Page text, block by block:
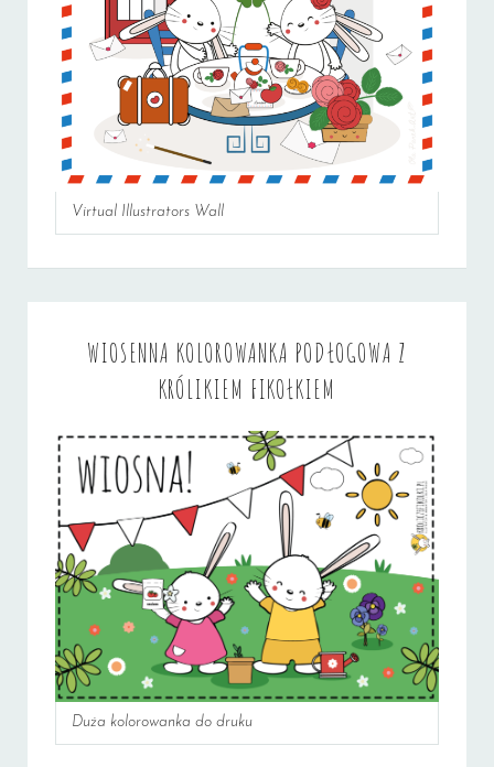
Virtual Illustrators Wall
WIOSENNA KOLOROWANKA PODŁOGOWA Z
KRÓLIKIEM FIKOŁKIEM
Duża kolorowanka do druku